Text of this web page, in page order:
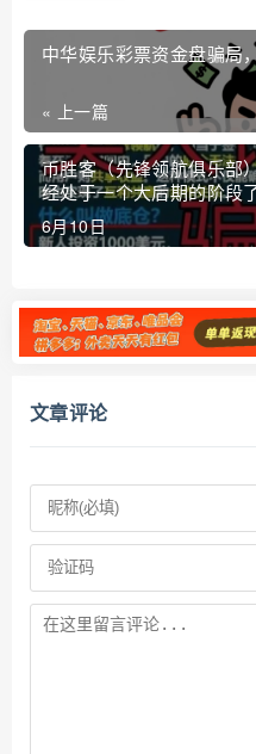
中华娱乐彩票资金盘骗局
« 上一篇
币胜客（先锋领航俱乐部
经处于一个大后期的阶段
盘跑路！
6月10日
文章评论